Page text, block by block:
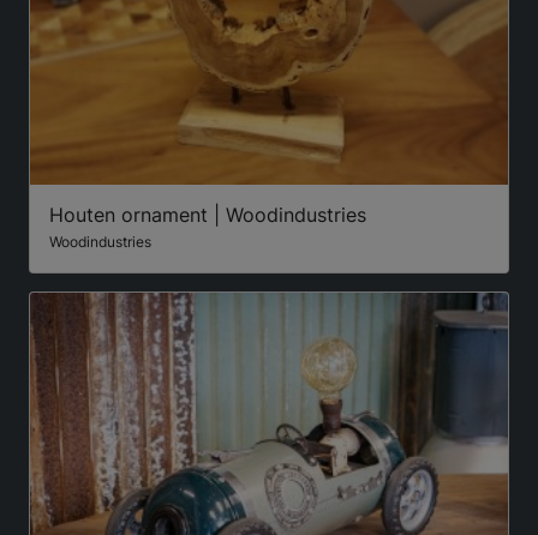
Houten ornament | Woodindustries
Woodindustries